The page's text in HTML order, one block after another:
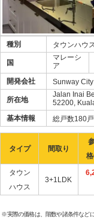
ラン
クア
販売
RM
RM
RM
種別 タウンハウス
国
マレーシ
ア
開発会社
Sunway
所在地
Jalan Inai
52200,
基本情報
総戸数180戸
タイプ 間取り
タウン
ハウス
3+1LDK
※実際の価格は、階数や諸条件など